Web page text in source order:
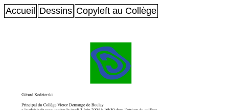
Accueil Dessins Copyleft au Collège